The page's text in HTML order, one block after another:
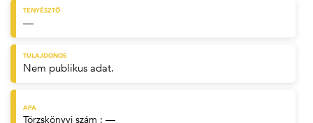
TENYÉSZTŐ
—
TULAJDONOS
Nem publikus adat.
APA
Törzskönyvi szám : —